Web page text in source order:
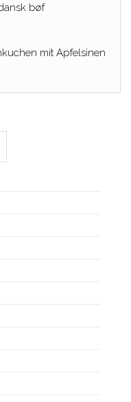
bøf
mit Apfelsinen